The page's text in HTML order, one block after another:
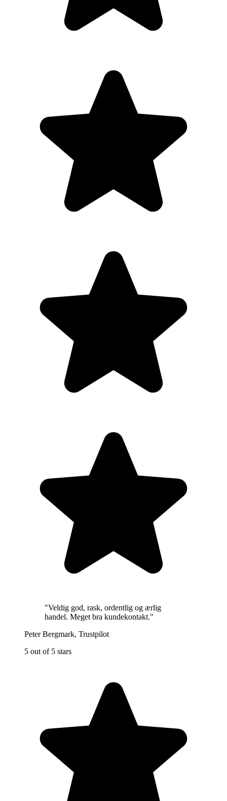
"Veldig god, rask, ordentlig og ærlig
handel. Meget bra kundekontakt."
Peter Bergmark, Trustpilot
5 out of 5 stars